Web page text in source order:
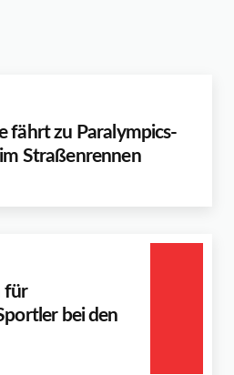
fährt zu Paralympics-
Straßenrennen
für
bei den